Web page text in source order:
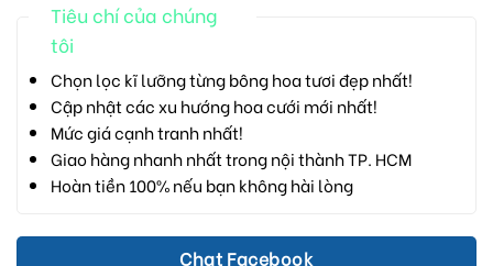
Tiêu chí của chúng
tôi
Chọn lọc kĩ lưỡng từng bông hoa tươi đẹp nhất!
Cập nhật các xu hướng hoa cưới mới nhất!
Mức giá cạnh tranh nhất!
Giao hàng nhanh nhất trong nội thành TP. HCM
Hoàn tiền 100% nếu bạn không hài lòng
Chat Facebook